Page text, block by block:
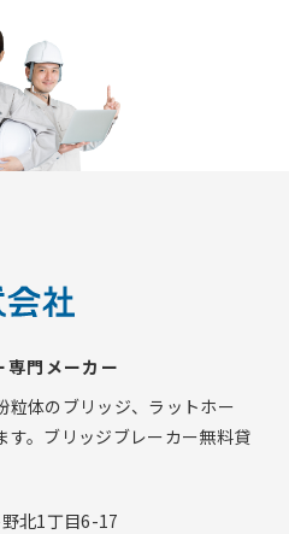
専門メーカー
粒体のブリッジ、ラットホー
す。ブリッジブレーカー無料貸
北1丁目6-17